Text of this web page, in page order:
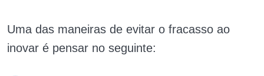
Uma das maneiras de evitar o fracasso ao
inovar é pensar no seguinte: